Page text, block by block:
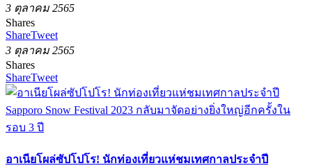
3 ตุลาคม 2565
Shares
ShareTweet
3 ตุลาคม 2565
Shares
ShareTweet
อาเนียโผล่ซัปโปโร! นักท่องเที่ยวแห่ชมเทศกาลประจำปี